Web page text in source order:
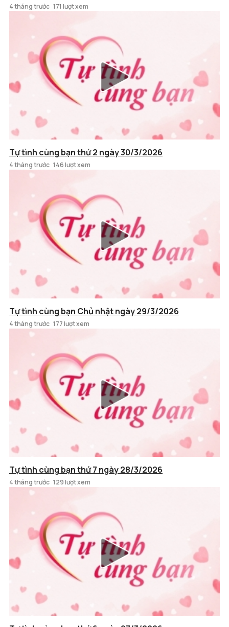
4 tháng trước 171 lượt xem
Tự tình cùng bạn thứ 2 ngày 30/3/2026
4 tháng trước 146 lượt xem
Tự tình cùng bạn Chủ nhật ngày 29/3/2026
4 tháng trước 177 lượt xem
Tự tình cùng bạn thứ 7 ngày 28/3/2026
4 tháng trước 129 lượt xem